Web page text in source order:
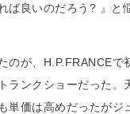
ば良いのだろう? 』と
のが、H.P.FRANCEで
ランクショーだった。
単価は高めだったがジ